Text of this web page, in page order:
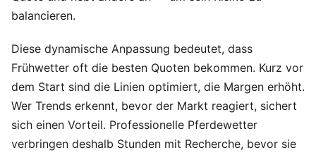
balancieren.
Diese dynamische Anpassung bedeutet, dass
Frühwetter oft die besten Quoten bekommen. Kurz vor
dem Start sind die Linien optimiert, die Margen erhöht.
Wer Trends erkennt, bevor der Markt reagiert, sichert
sich einen Vorteil. Professionelle Pferdewetter
verbringen deshalb Stunden mit Recherche, bevor sie